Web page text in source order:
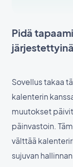
Pidä
järjestettyinä
Sovellus takaa
kalenterin
muutokset
päinvastoin.
välttää
sujuvan